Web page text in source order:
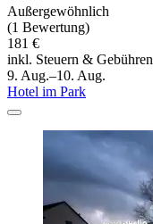
Außergewöhnlich
(1 Bewertung)
181 €
inkl. Steuern & Gebühren
9. Aug.–10. Aug.
Hotel im Park